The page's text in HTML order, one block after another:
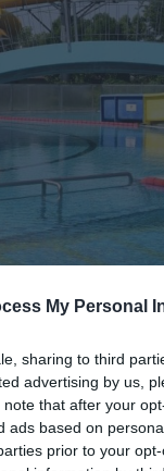
My Personal
sharing to third
advertising by us,
that after your
ads based on
prior to your
AZ